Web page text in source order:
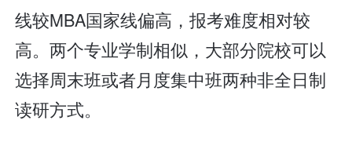
线较MBA国家线偏高，报考难度相对较
高。两个专业学制相似，大部分院校可以
选择周末班或者月度集中班两种非全日制
读研方式。